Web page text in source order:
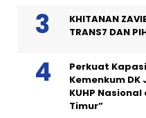
KHITANAN
TRANS7 DAN
Perkuat
Kemenkum
KUHP
Timur”